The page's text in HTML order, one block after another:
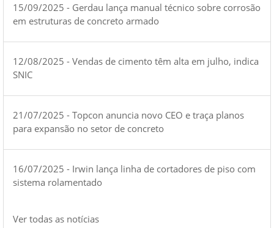
15/09/2025 - Gerdau lança manual técnico sobre corrosão
em estruturas de concreto armado
12/08/2025 - Vendas de cimento têm alta em julho, indica
SNIC
21/07/2025 - Topcon anuncia novo CEO e traça planos
para expansão no setor de concreto
16/07/2025 - Irwin lança linha de cortadores de piso com
sistema rolamentado
Ver todas as notícias